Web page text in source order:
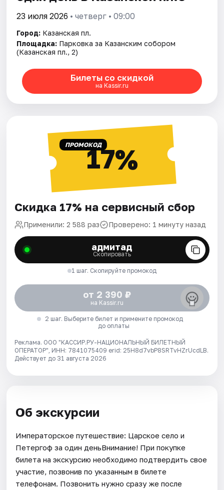
23 июля 2026 • четверг • 09:00
Город: Казанская пл.
Площадка: Парковка за Казанским собором
(Казанская пл., 2)
Билеты со скидкой
на Kassir.ru
ПРОМОКОД17%
Скидка 17% на сервисный сбор
Применили: 2 588 раз Проверено: 1 минуту назад
адмитад
Скопировать
1 шаг. Скопируйте промокод
от 2 390 ₽
на Kassir.ru
2 шаг. Выберите билет и примените промокод
до оплаты
Реклама. ООО "КАССИР.РУ-НАЦИОНАЛЬНЫЙ БИЛЕТНЫЙ
ОПЕРАТОР", ИНН: 7841075409 erid: 25H8d7vbP8SRTvHZrUcdLB.
Действует до 31 августа 2026
Об экскурсии
Императорское путешествие: Царское село и
Петергоф за один деньВнимание! При покупке
билета на экскурсию необходимо подтвердить свое
участие, позвонив по указанным в билете
телефонам. Позвонить нужно сразу же после